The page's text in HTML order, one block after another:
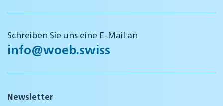
Schreiben Sie uns eine E-Mail an
info@woeb.swiss
Newsletter